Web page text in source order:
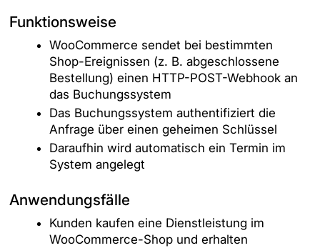
Funktionsweise
WooCommerce sendet bei bestimmten
Shop-Ereignissen (z. B. abgeschlossene
Bestellung) einen HTTP-POST-Webhook an
das Buchungssystem
Das Buchungssystem authentifiziert die
Anfrage über einen geheimen Schlüssel
Daraufhin wird automatisch ein Termin im
System angelegt
Anwendungsfälle
Kunden kaufen eine Dienstleistung im
WooCommerce-Shop und erhalten